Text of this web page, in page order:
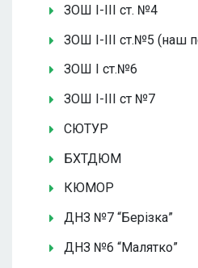
ЗОШ І-ІІІ ст. №4
ЗОШ І-ІІІ ст.№5 (наш
ЗОШ І ст.№6
ЗОШ І-ІІІ ст №7
СЮТУР
БХТДЮМ
КЮМОР
ДНЗ №7 “Берізка”
ДНЗ №6 “Малятко”